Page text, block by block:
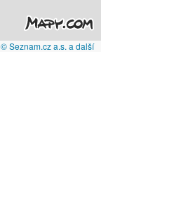
© Seznam.cz a.s. a další